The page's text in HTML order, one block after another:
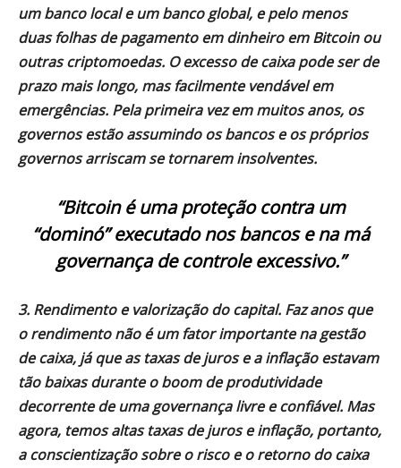
um banco local e um banco global, e pelo menos
duas folhas de pagamento em dinheiro em Bitcoin ou
outrascriptomoedas. O excesso de caixa pode ser de
prazo mais longo, mas facilmente vendável em
emergências. Pela primeira vez em muitos anos, os
governos estão assumindo os bancos e os próprios
governos arriscam se tornarem insolventes.
“Bitcoin é uma proteção contra um
“dominó” executado nos bancos e na má
governança de controle excessivo.”
3. Rendimento e valorização do capital. Faz anos que
o rendimento não é um fator importante na gestão
de caixa, já que as taxas de juros e a inflação estavam
tão baixas durante o boom de produtividade
decorrente de uma governança livre e confiável. Mas
agora, temos altas taxas de juros e inflação, portanto,
a conscientização sobre o risco e o retorno do caixa